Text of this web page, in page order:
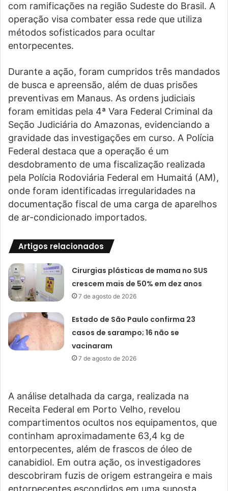
com ramificações na região Sudeste do Brasil. A
operação visa combater essa rede que utiliza
métodos sofisticados para ocultar
entorpecentes.
Durante a ação, foram cumpridos três mandados
de busca e apreensão, além de duas prisões
preventivas em Manaus. As ordens judiciais
foram emitidas pela 4ª Vara Federal Criminal da
Seção Judiciária do Amazonas, evidenciando a
gravidade das investigações em curso. A Polícia
Federal destaca que a operação é um
desdobramento de uma fiscalização realizada
pela Polícia Rodoviária Federal em Humaitá (AM),
onde foram identificadas irregularidades na
documentação fiscal de uma carga de aparelhos
de ar-condicionado importados.
Artigos relacionados
Cirurgias plásticas de mama no SUS
crescem mais de 50% em dez anos
7 de agosto de 2026
Estado de São Paulo confirma 23
casos de sarampo; 16 não se
vacinaram
7 de agosto de 2026
A análise detalhada da carga, realizada na
Receita Federal em Porto Velho, revelou
compartimentos ocultos nos equipamentos, que
continham aproximadamente 63,4 kg de
entorpecentes, além de frascos de óleo de
canabidiol. Em outra ação, os investigadores
descobriram fuzis de origem estrangeira e mais